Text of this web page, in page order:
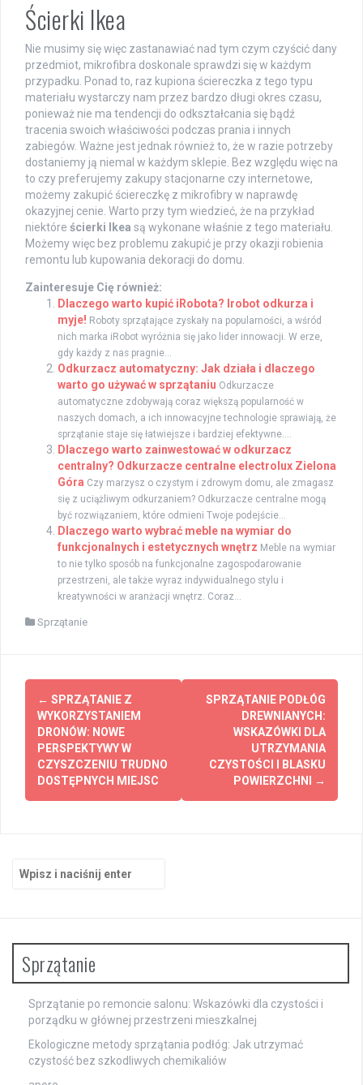
Ścierki Ikea
Nie musimy się więc zastanawiać nad tym czym czyścić dany
przedmiot, mikrofibra doskonale sprawdzi się w każdym
przypadku. Ponad to, raz kupiona ściereczka z tego typu
materiału wystarczy nam przez bardzo długi okres czasu,
ponieważ nie ma tendencji do odkształcania się bądź
tracenia swoich właściwości podczas prania i innych
zabiegów. Ważne jest jednak również to, że w razie potrzeby
dostaniemy ją niemal w każdym sklepie. Bez względu więc na
to czy preferujemy zakupy stacjonarne czy internetowe,
możemy zakupić ściereczkę z mikrofibry w naprawdę
okazyjnej cenie. Warto przy tym wiedzieć, że na przykład
niektóre ścierki Ikea są wykonane właśnie z tego materiału.
Możemy więc bez problemu zakupić je przy okazji robienia
remontu lub kupowania dekoracji do domu.
Zainteresuje Cię również:
Dlaczego warto kupić iRobota? Irobot odkurza i
myje! Roboty sprzątające zyskały na popularności, a wśród
nich marka iRobot wyróżnia się jako lider innowacji. W erze,
gdy każdy z nas pragnie...
Odkurzacz automatyczny: Jak działa i dlaczego
warto go używać w sprzątaniu Odkurzacze
automatyczne zdobywają coraz większą popularność w
naszych domach, a ich innowacyjne technologie sprawiają, że
sprzątanie staje się łatwiejsze i bardziej efektywne....
Dlaczego warto zainwestować w odkurzacz
centralny? Odkurzacze centralne electrolux Zielona
Góra Czy marzysz o czystym i zdrowym domu, ale zmagasz
się z uciążliwym odkurzaniem? Odkurzacze centralne mogą
być rozwiązaniem, które odmieni Twoje podejście...
Dlaczego warto wybrać meble na wymiar do
funkcjonalnych i estetycznych wnętrz Meble na wymiar
to nie tylko sposób na funkcjonalne zagospodarowanie
przestrzeni, ale także wyraz indywidualnego stylu i
kreatywności w aranżacji wnętrz. Coraz...
Sprzątanie
Zobacz
wpisy
← SPRZĄTANIE Z
WYKORZYSTANIEM
DRONÓW: NOWE
PERSPEKTYWY W
CZYSZCZENIU TRUDNO
DOSTĘPNYCH MIEJSC
SPRZĄTANIE PODŁÓG
DREWNIANYCH:
WSKAZÓWKI DLA
UTRZYMANIA
CZYSTOŚCI I BLASKU
POWIERZCHNI
→
Sprzątanie
Sprzątanie po remoncie salonu: Wskazówki dla czystości i
porządku w głównej przestrzeni mieszkalnej
Ekologiczne metody sprzątania podłóg: Jak utrzymać
czystość bez szkodliwych chemikaliów